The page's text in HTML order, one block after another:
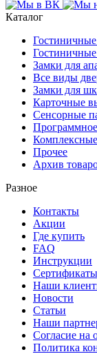
Каталог
Замки для
Все виды
Замки для
Карточные
Сенсорные
Прочее
Архив
Разное
Контакты
Акции
Где купить
FAQ
Инструкции
Наши
Новости
Статьи
Наши
Согласие на
Политика